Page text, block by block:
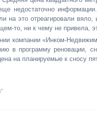
недостаточно
на это отреагировали
то, ни к чему не привела,
компании «Инком-
в программу реновации,
на планируемые к сносу